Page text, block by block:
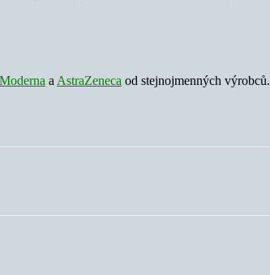
Moderna a AstraZeneca od stejnojmenných výrobců.